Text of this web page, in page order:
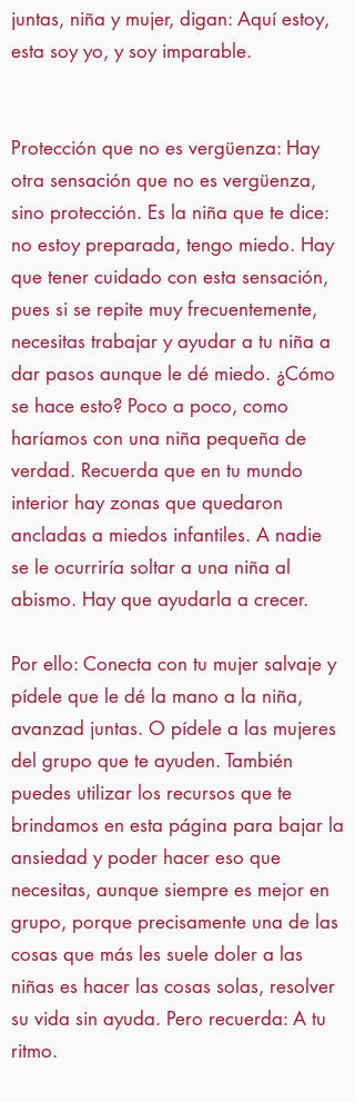
juntas, niña y mujer, digan: Aquí estoy,
esta soy yo, y soy imparable.
Protección que no es vergüenza: Hay
otra sensación que no es vergüenza,
sino protección. Es la niña que te dice:
no estoy preparada, tengo miedo. Hay
que tener cuidado con esta sensación,
pues si se repite muy frecuentemente,
necesitas trabajar y ayudar a tu niña a
dar pasos aunque le dé miedo. ¿Cómo
se hace esto? Poco a poco, como
haríamos con una niña pequeña de
verdad. Recuerda que en tu mundo
interior hay zonas que quedaron
ancladas a miedos infantiles. A nadie
se le ocurriría soltar a una niña al
abismo. Hay que ayudarla a crecer.
Por ello: Conecta con tu mujer salvaje y
pídele que le dé la mano a la niña,
avanzad juntas. O pídele a las mujeres
del grupo que te ayuden. También
puedes utilizar los recursos que te
brindamos en esta página para bajar la
ansiedad y poder hacer eso que
necesitas, aunque siempre es mejor en
grupo, porque precisamente una de las
cosas que más les suele doler a las
niñas es hacer las cosas solas, resolver
su vida sin ayuda. Pero recuerda: A tu
ritmo.